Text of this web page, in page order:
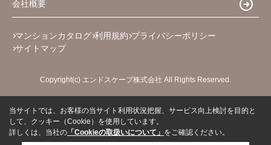
会社概要
マンションカタログ 利用規約 プライバシーポリシー
サイトマップ
Copyright(c) エンドスケープ株式会社 All Rights Reserved.
当サイトでは、お客様の当サイト利用状況把握、サービス向上検討を目的と
して、クッキー（Cookie）を使用しています。
詳しくは、当社の 「Cookieの取扱いについて」 をご確認ください。